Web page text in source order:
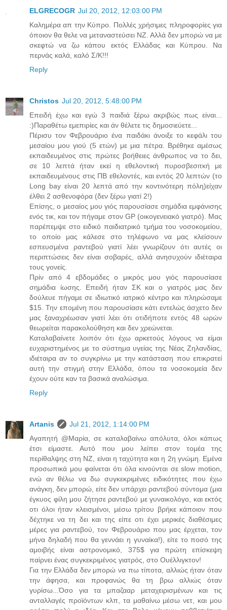
ELGRECOGR Jul 20, 2012, 12:03:00 PM
Καλημέρα απ την Κύπρο. Πολλές χρήσιμες πληροφορίες για
όποιον θα θελε να μεταναστεύσει ΝΖ. Αλλά δεν μπορώ να με
σκεφτώ να ζω κάπου εκτός Ελλάδας και Κύπρου. Να
περνάς καλά, καλό Σ/Κ!!!
Reply
Christos Jul 20, 2012, 5:48:00 PM
Επειδή έχω και εγώ 3 παιδιά ξέρω ακριβώς πως είναι...
:)Παραθέτω εμεπιρίες και άν θέλετε τις δημοσιεύετε...
Πέρισυ τον Φεβρουάριο ένα παιδάκι άνοιξε το κεφάλι του
μεσαίου μου γιού (5 ετών) με μια πέτρα. Βρέθηκε αμέσως
εκπαιδευμένος στις πρώτες βοήθειες άνθρωπος να το δει,
σε 10 λεπτά ήταν εκεί η εθελοντική πυροσβεσιτκή με
εκπαιδευμένους στις ΠΒ εθελοντές, και εντός 20 λεπτών (το
Long bay είναι 20 λεπτά από την κοντινότερη πόλη)είχαν
έλθει 2 ασθενοφόρα (δεν ξέρω γιατί 2!)
Επίσης, ο μεσαίος μου γιός παρουσίασε σημάδια εμφάνισης
ενός τικ, και τον πήγαμε στον GP (οικογενειακό γιατρό). Μας
παρέπεμψε στο ειδικό παιδιατρικό τμήμα του νοσοκομείου,
το οποίο μας κάλεσε στο τηλέφωνο να μας κλείσουν
εσπευσμένα ραντεβού γιατί λέει γνωρίζουν ότι αυτές οι
περιπτώσεις δεν είναι σοβαρές, αλλά ανησυχούν ιδιέταιρα
τους γονείς.
Πρίν από 4 εβδομάδες ο μικρός μου γιός παρουσίασε
σημάδια ίωσης. Επειδή ήταν ΣΚ και ο γιατρός μας δεν
δούλευε πήγαμε σε ιδιωτικό ιατρικό κέντρο και πληρώσαμε
$15. Την επομένη που παρουσίασε κάτι εντελώς άσχετο δεν
μας ξαναχρέωσαν γιατί λέει ότι οτιδήποτε εντός 48 ωρών
θεωρείται παρακολούθηση και δεν χρεώνεται.
Καταλαβαίνετε λοιπόν ότι έχω αρκετούς λόγους να είμαι
ευχαριστημένος με το σύστημα υγείας της Νέας Ζηλανδίας,
ιδιέταιρα αν το συγκρίνω με την κατάσταση που επικρατεί
αυτή την στιγμή στην Ελλάδα, όπου τα νοσοκομεία δεν
έχουν ούτε καν τα βασικά αναλώσιμα.
Reply
Artanis
Jul 21, 2012, 1:14:00 PM
Αγαπητή @Μαρία, σε καταλαβαίνω απόλυτα, όλοι κάπως
έτσι είμαστε. Αυτό που μου λείπει στον τομέα της
περίθαλψης στη ΝΖ, είναι η ταχύτητα και η 2η γνώμη. Εμένα
προσωπικά μου φαίνεται ότι όλα κινούνται σε slow motion,
ενώ αν θέλω να δω συγκεκριμένες ειδικότητες που έχω
ανάγκη, δεν μπορώ, είτε δεν υπάρχει ραντεβού σύντομα (μια
έγκυος φίλη μου ζήτησε ραντεβού με γυναικολόγο, και εκτός
οτι όλοι ήταν κλεισμένοι, μέσω τρίτου βρήκε κάποιον που
δέχτηκε να τη δει και της είπε οτι έχει μερικές διαθέσιμες
μέρες για ραντεβού, τον Φεβρουάριο που μας έρχεται, τον
μήνα δηλαδή που θα γεννάει η γυναίκα!), είτε το ποσό της
αμοιβής είναι αστρονομικό, 375$ για πρώτη επίσκεψη
παίρνει ένας συγκεκριμένος γιατρός, στο Ουέλλιγκτον!
Για την Ελλάδα δεν μπορώ να πω τίποτα, αλλιώς ήταν όταν
την άφησα, και προφανώς θα τη βρω αλλιώς όταν
γυρίσω...Όσο για τα μπαζααρ μεταχειρισμένων και τις
ανταλλαγές προϊόντων κλπ, τα μαθαίνω μέσω νετ, και μου